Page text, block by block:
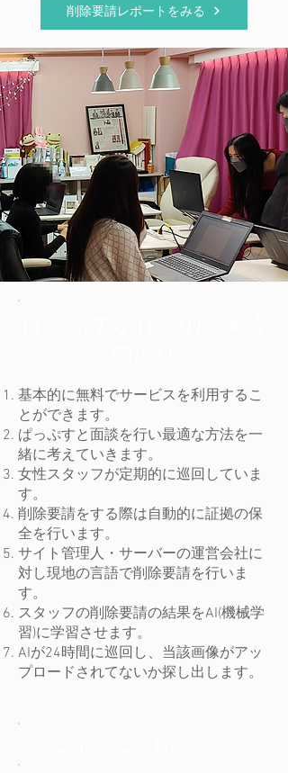
削除要請レポートをみる
​基本的に無料でサービスを利用するこ
とができます。​​​​
ぱっぷすと面談を行い最適な方法を一
緒に考えていきます。
女性スタッフが定期的に巡回していま
す。
​削除要請をする際は自動的に証拠の保
全を行います。
​サイト管理人・サーバーの運営会社に
対し現地の言語で削除要請を行いま
す。
​スタッフの削除要請の結果をAI(機械学
習)に学習させます。
​AIが24時間に巡回し、当該画像がアッ
プロードされてないか探し出します。